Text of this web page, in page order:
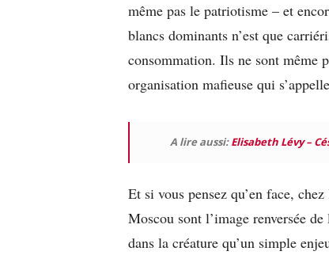
même pas le patriotisme – et
blancs dominants n’est que
consommation. Ils ne sont même
organisation mafieuse qui
A lire aussi:Elisabeth Lévy –
Et si vous pensez qu’en face,
Moscou sont l’image renversée
dans la créature qu’un simple